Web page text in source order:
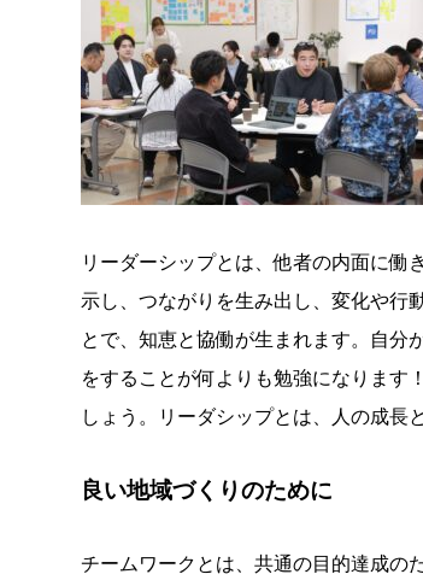
リーダーシップとは、他者の内面に働
示し、つながりを生み出し、変化や行
とで、知恵と協働が生まれます。自分
をすることが何よりも勉強になります
しょう。リーダシップとは、人の成長
良い地域づくりのために
チームワークとは、共通の目的達成の